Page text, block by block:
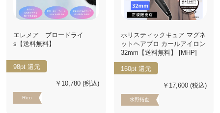
エレメア ブロードライ
s【送料無料】
98pt 還元
￥10,780 (税込)
Rico
ホリスティックキュア マグネ
ットヘアプロ カールアイロン
32mm【送料無料】 [MHP]
160pt 還元
￥17,600 (税込)
水野拓也